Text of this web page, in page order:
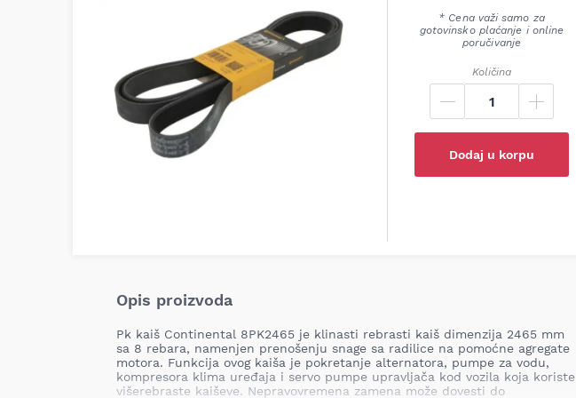
* Cena važi samo za
gotovinsko plaćanje i online
poručivanje
Količina
Dodaj u korpu
Opis proizvoda
Pk kaiš Continental 8PK2465 je klinasti rebrasti kaiš dimenzija 2465 mm
sa 8 rebara, namenjen prenošenju snage sa radilice na pomoćne agregate
motora. Funkcija ovog kaiša je pokretanje alternatora, pumpe za vodu,
kompresora klima uređaja i servo pumpe upravljača kod vozila koja koriste
višerebraste kaiševe. Nepravovremena zamena može dovesti do